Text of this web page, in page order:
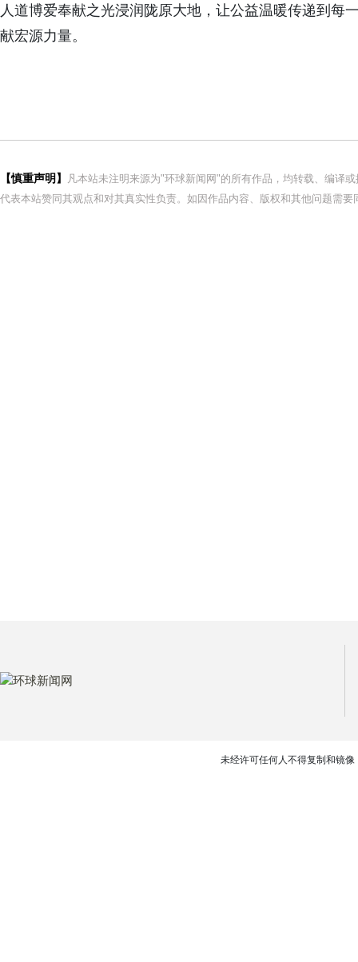
人道博爱奉献之光浸润陇原大地，让公益温暖传递到每
献宏源力量。
【慎重声明】
凡本站未注明来源为"环球新闻网"的所有作品，均转载、编译
代表本站赞同其观点和对其真实性负责。如因作品内容、版权和其他问题需
未经许可任何人不得复制和镜